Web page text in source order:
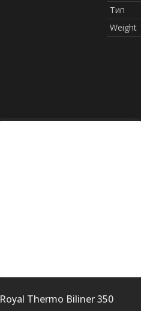
Тип
Weight
Royal Thermo Biliner 350